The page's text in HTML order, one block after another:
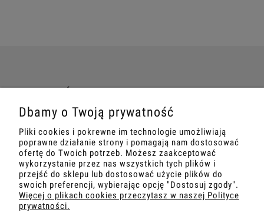
TWOJE ZAMÓWIENIE
INFORMACJE
MARKETING
SZKOLENIA
Dbamy o Twoją prywatność
Pliki cookies i pokrewne im technologie umożliwiają
poprawne działanie strony i pomagają nam dostosować
ofertę do Twoich potrzeb. Możesz zaakceptować
wykorzystanie przez nas wszystkich tych plików i
przejść do sklepu lub dostosować użycie plików do
swoich preferencji, wybierając opcję "Dostosuj zgody".
Więcej o plikach cookies przeczytasz w naszej Polityce
prywatności.